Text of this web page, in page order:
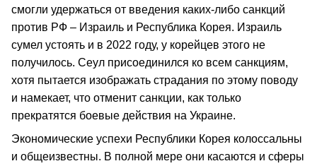
смогли удержаться от введения каких-либо санкций
против РФ – Израиль и Республика Корея. Израиль
сумел устоять и в 2022 году, у корейцев этого не
получилось. Сеул присоединился ко всем санкциям,
хотя пытается изображать страдания по этому поводу
и намекает, что отменит санкции, как только
прекратятся боевые действия на Украине.
Экономические успехи Республики Корея колоссальны
и общеизвестны. В полной мере они касаются и сферы